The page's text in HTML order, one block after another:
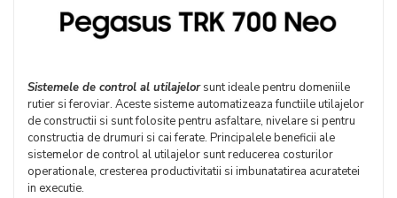
Sistemele de control al utilajelor sunt ideale pentru domeniile
rutier si feroviar. Aceste sisteme automatizeaza functiile utilajelor
de constructii si sunt folosite pentru asfaltare, nivelare si pentru
constructia de drumuri si cai ferate. Principalele beneficii ale
sistemelor de control al utilajelor sunt reducerea costurilor
operationale, cresterea productivitatii si imbunatatirea acuratetei
in executie.